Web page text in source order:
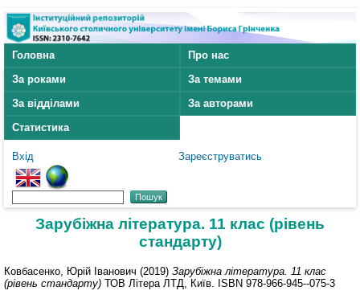
Головна
Про нас
За роками
За темами
За відділами
За авторами
Статистика
Вхід Зареєструватись
Зарубіжна література. 11 клас (рівень
стандарту)
Ковбасенко, Юрій Іванович (2019) Зарубіжна література. 11 клас
(рівень стандарту) ТОВ Літера ЛТД, Київ. ISBN 978-966-945--075-3